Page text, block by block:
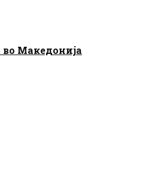
Македонија